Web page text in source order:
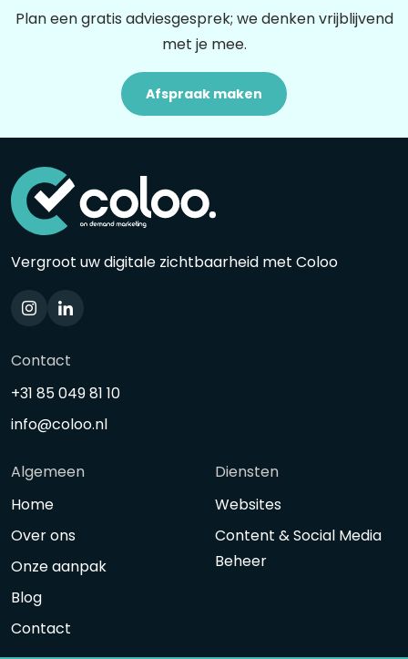
Plan een gratis adviesgesprek; we denken vrijblijvend
met je mee.
Afspraak maken
Vergroot uw digitale zichtbaarheid met Coloo
Contact
+31 85 049 81 10
info@coloo.nl
Algemeen
Home
Over ons
Onze aanpak
Blog
Contact
Diensten
Websites
Content & Social Media
Beheer